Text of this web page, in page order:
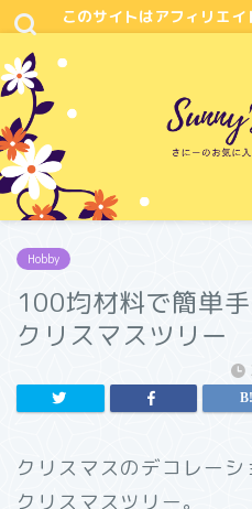
このサイトはアフィリエイ
Hobby
100均材料で簡単
クリスマスツリー
クリスマスのデコレー
クリスマスツリー。